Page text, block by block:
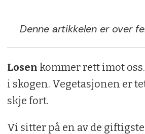
Denne artikkelen er over
Losen kommer rett imot
i skogen. Vegetasjonen er
skje fort.
Vi sitter på en av de